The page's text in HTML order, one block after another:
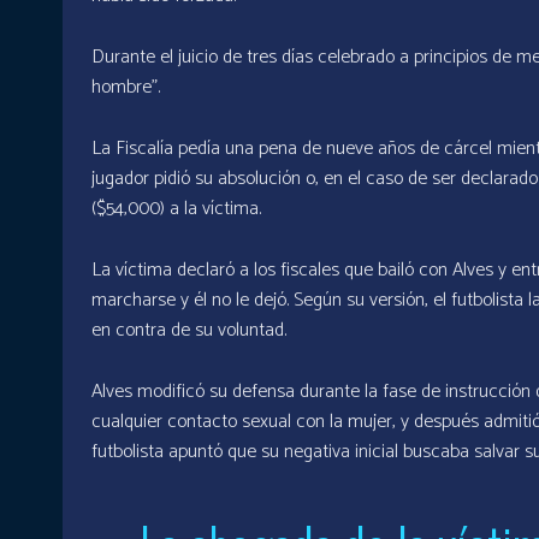
Durante el juicio de tres días celebrado a principios de
hombre”.
La Fiscalía pedía una pena de nueve años de cárcel
jugador pidió su absolución o, en el caso de ser
($54,000) a la víctima.
La víctima declaró a los fiscales que bailó con Alves y
marcharse y él no le dejó. Según su versión, el
en contra de su voluntad.
Alves modificó su defensa durante la fase de
cualquier contacto sexual con la mujer, y después
futbolista apuntó que su negativa inicial buscaba salvar